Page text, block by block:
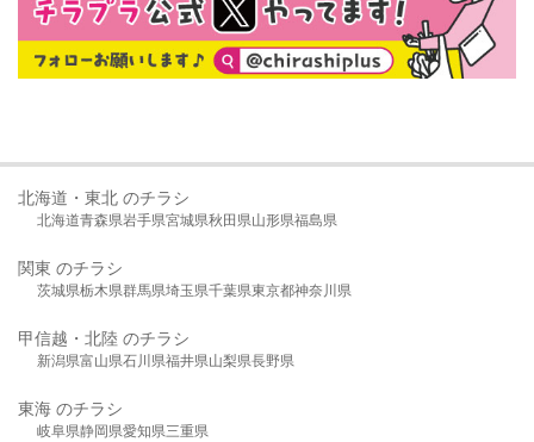
北海道・東北 のチラシ
北海道青森県岩手県宮城県秋田県山形県福島県
関東 のチラシ
茨城県栃木県群馬県埼玉県千葉県東京都神奈川県
甲信越・北陸 のチラシ
新潟県富山県石川県福井県山梨県長野県
東海 のチラシ
岐阜県静岡県愛知県三重県